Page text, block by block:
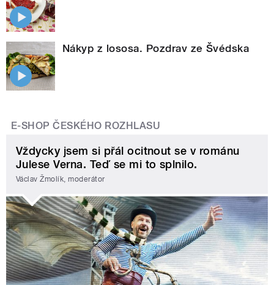
Nákyp z lososa. Pozdrav ze Švédska
E-SHOP ČESKÉHO ROZHLASU
Vždycky jsem si přál ocitnout se v románu
Julese Verna. Teď se mi to splnilo.
Václav Žmolík, moderátor